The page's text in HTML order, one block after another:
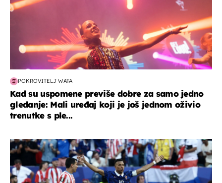
POKROVITELJ WATA
Kad su uspomene previše dobre za samo jedno
gledanje: Mali uređaj koji je još jednom oživio
trenutke s ple...
svjetsko prvenstvo 2026